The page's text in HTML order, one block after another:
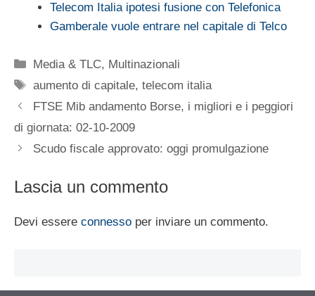
Telecom Italia ipotesi fusione con Telefonica
Gamberale vuole entrare nel capitale di Telco
Categorie
Media & TLC, Multinazionali
Tag
aumento di capitale,telecom italia
FTSE Mib andamento Borse, i migliori e i peggiori
di giornata: 02-10-2009
Scudo fiscale approvato: oggi promulgazione
Lascia un commento
Devi essere connesso per inviare un commento.